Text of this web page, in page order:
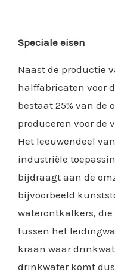
Speciale eisen
Naast de productie
halffabricaten voor
bestaat 25% van de
produceren voor de
Het leeuwendeel
industriële
bijdraagt aan de
bijvoorbeeld
waterontkalkers,
tussen het
kraan waar
drinkwater komt